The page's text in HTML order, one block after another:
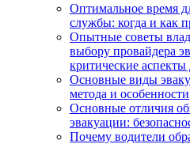
Оптимальное время
службы: когда и как
Опытные советы
выбору провайдера
критические
Основные виды
метода и особенности
Основные отличия
эвакуации:
Почему водители